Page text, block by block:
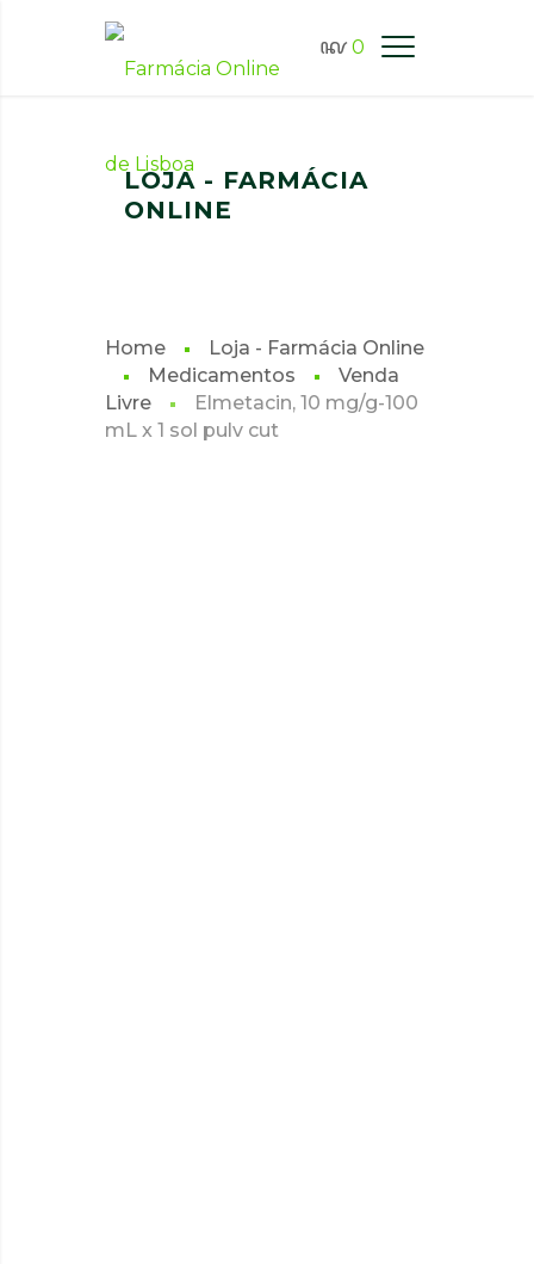
0
FARMÁCIA ONLINE LISBOA
LOJA - FARMÁCIA
ONLINE
Home
Loja - Farmácia Online
Medicamentos
Venda
Livre
Elmetacin, 10 mg/g-100
mL x 1 sol pulv cut